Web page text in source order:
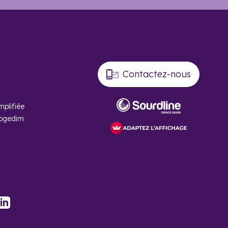
de services comme les résidences étudiantes. Il
votre acquisition sur plusieurs années
à plus de 23 000 euros.
d’une
(VEFA) dans une résidence de services. Si vous
de l’établissement dans lequel il se trouve.
Contactez-nous
LinkedIn